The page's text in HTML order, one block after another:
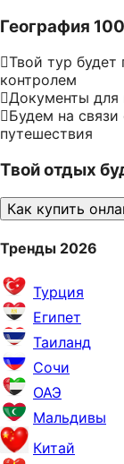
География
Твой тур
контролем
Документы для
Будем на
путешествия
Твой отдых
Как купить
Тренды 2026
Турция
Египет
Таиланд
Сочи
ОАЭ
Мальдивы
Китай